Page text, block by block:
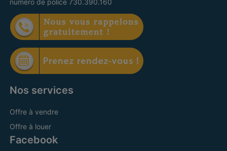
numéro de police 730.390.160
Nos services
Offre à vendre
Offre à louer
Facebook